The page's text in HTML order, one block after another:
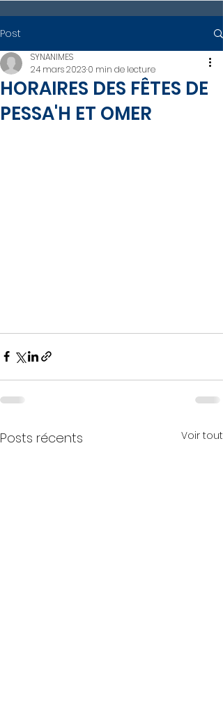
Post
HORAIRES DES FÊTES DE
PESSA'H ET OMER
SYNANIMES
24 mars 2023 0 min de lecture
Posts récents Voir tout